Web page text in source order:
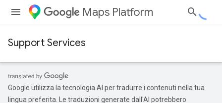
Maps Platform
Support Services
Google utilizza la tecnologia AI per tradurre i contenuti nella tua
lingua preferita. Le traduzioni generate dall'AI potrebbero